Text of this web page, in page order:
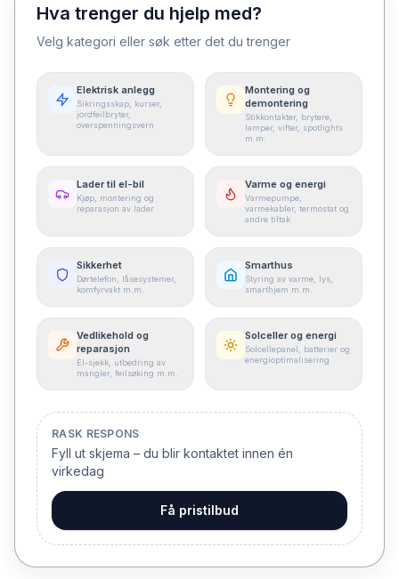
Hva trenger du hjelp med?
Velg kategori eller søk etter det du trenger
Elektrisk anlegg
Sikringsskap, kurser,
jordfeilbryter,
overspenningsvern
Montering og
demontering
Stikkontakter, brytere,
lamper, vifter, spotlights
m.m.
Lader til el-bil
Kjøp, montering og
reparasjon av lader
Varme og energi
Varmepumpe,
varmekabler, termostat og
andre tiltak
Sikkerhet
Dørtelefon, låsesystemer,
komfyrvakt m.m.
Smarthus
Styring av varme, lys,
smarthjem m.m.
Vedlikehold og
reparasjon
El-sjekk, utbedring av
mangler, feilsøking m.m.
Solceller og energi
Solcellepanel, batterier og
energioptimalisering
RASK RESPONS
Fyll ut skjema – du blir kontaktet innen én
virkedag
Få pristilbud